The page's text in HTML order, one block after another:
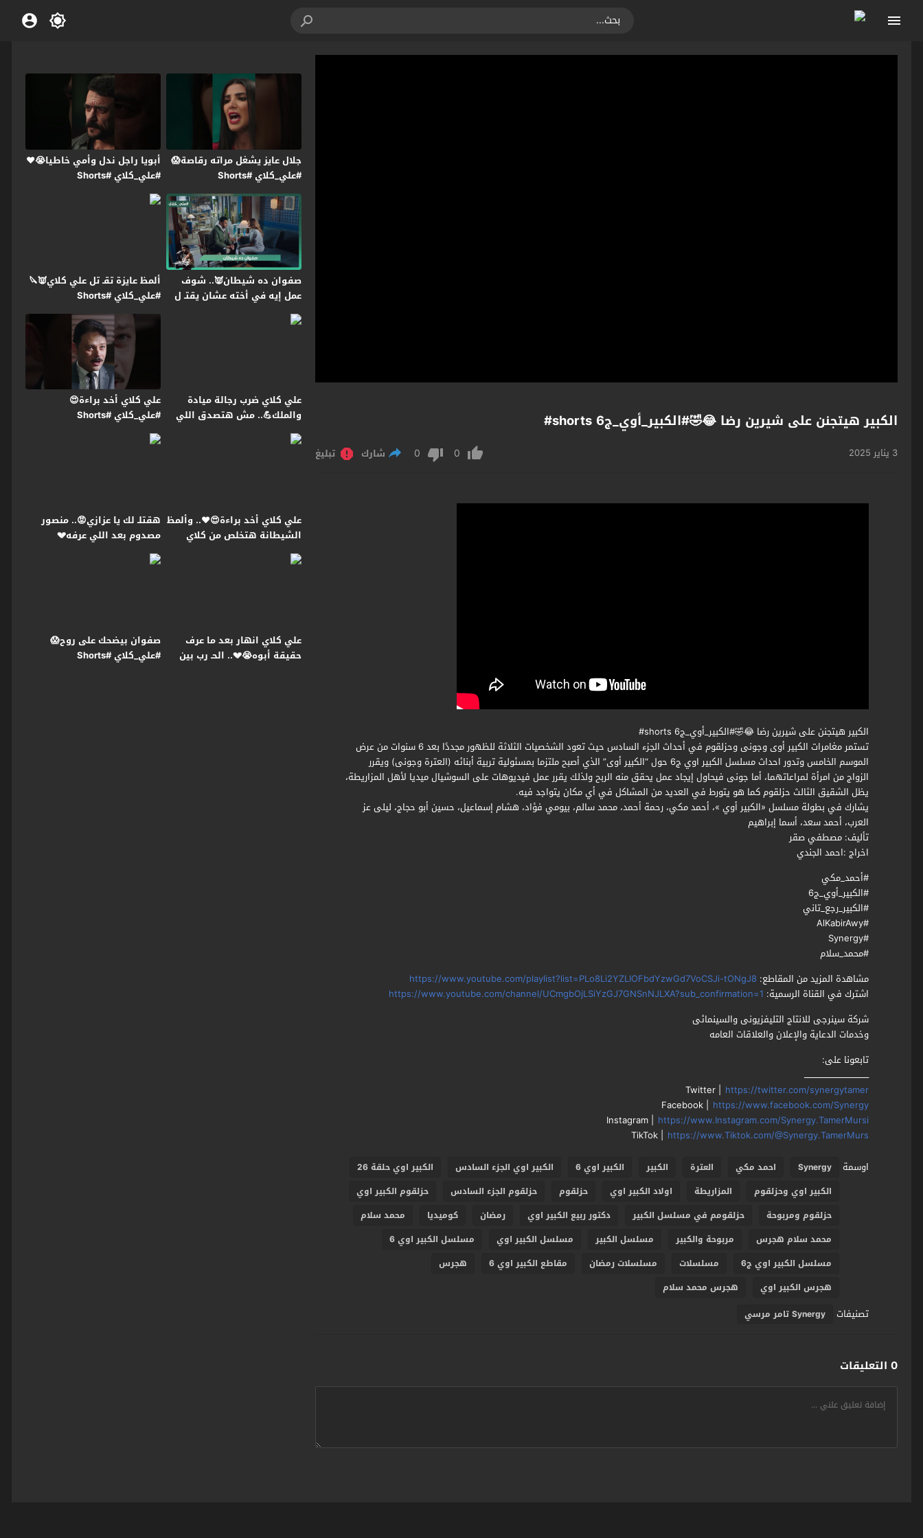
الكبير هيتجنن على شيرين رضا 😂🤣#الكبير_أوي_ج6 shorts#
3 يناير 2025 0
0 شارك تبليغ
الكبير هيتجنن على شيرين رضا 😂🤣#الكبير_أوي_ج6 shorts#
تستمر مغامرات الكبير أوى وجونى وحزلقوم في أحداث الجزء السادس حيث تعود الشخصيات الثلاثة للظهور مجددًا بعد 6 سنوات من عرض
الموسم الخامس وتدور احداث مسلسل الكبير اوي ج6 حول “الكبير أوى” الذي أصبح ملتزما بمسئولية تربية أبنائه (العترة وجونى) ويقرر
الزواج من امرأة لمراعاتهما، أما جونى فيحاول إيجاد عمل يحقق منه الربح ولذلك يقرر عمل فيديوهات على السوشيال ميديا لأهل المزاريطة،
يظل الشقيق الثالث حزلقوم كما هو يتورط في العديد من المشاكل في أي مكان يتواجد فيه.
يشارك في بطولة مسلسل «الكبير أوي »، أحمد مكي، رحمة أحمد، محمد سالم، بيومي فؤاد، هشام إسماعيل، حسين أبو حجاج، ليلى عز
العرب، أحمد سعد، أسما إبراهيم
تأليف: مصطفي صقر
اخراج :احمد الجندي
#أحمد_مكي
#الكبير_أوي_ج6
#الكبير_رجع_تاني
#AlKabirAwy
#Synergy
#محمد_سلام
مشاهدة المزيد من المقاطع:https://www.youtube.com/playlist?list=PLo8Li2YZLIOFbdYzwGd7VoCSJi-tONgJ8
اشترك في القناة الرسمية: https://www.youtube.com/channel/UCmgbOjLSiYzGJ7GNSnNJLXA?sub_confirmation=1
شركة سينرجى للانتاج التليفزيونى والسينمائى
وخدمات الدعاية والإعلان والعلاقات العامه
تابعونا على:
ـــــــــــــــــــــــــــــــــــــــــــــــ
Twitter | https://twitter.com/synergytamer
Facebook | https://www.facebook.com/Synergy
Instagram | https://www.Instagram.com/Synergy.TamerMursi
TikTok | https://www.Tiktok.com/@Synergy.TamerMurs
اوسمة
Synergy احمد مكي العترة الكبير الكبير اوي 6 الكبير اوي الجزء السادس
الكبير اوي حلقة 26
الكبير اوي وحزلقوم
المزاريطة اولاد الكبير اوي حزلقوم حزلقوم الجزء السادس
حزلقوم الكبير اوي
حزلقوم ومربوحة
حزلقومم في مسلسل الكبير دكتور ربيع الكبير اوي رمضان كوميديا
محمد سلام
محمد سلام هجرس
مربوحة والكبير مسلسل الكبير مسلسل الكبير اوي
مسلسل الكبير اوي 6
مسلسل الكبير اوي ج6
مسلسلات مسلسلات رمضان مقاطع الكبير اوي 6
هجرس
هجرس الكبير اوي
هجرس محمد سلام
تصنيفات Synergy تامر مرسي
0 التعليقات
جلال عايز يشغل مراته رقاصة😱
#علي_كلاي #Shorts
أبويا راجل ندل وأمي خاطيا😭❤️
#علي_كلاي #Shorts
صفوان ده شيطان👿.. شوف
عمل إيه في أخته عشان يقتـ ل
اللي في بطنها😭#علي_كلاي
ألمظ عايزة تقـ تل علي كلاي👿🔪
#علي_كلاي #Shorts
علي كلاي ضرب رجالة ميادة
والملك💪.. مش هتصدق اللي
حصل لـ روح😱#علي_كلاي
علي كلاي أخد براءة😍
#علي_كلاي #Shorts
علي كلاي أخد براءة😍❤️.. وألمظ
الشيطانة هتخلص من كلاي
عشان تورثه😱#علي_كلاي
هقتلـ لك يا عزازي😡.. منصور
مصدوم بعد اللي عرفه💔
#علي_كلاي #Shorts
علي كلاي انهار بعد ما عرف
حقيقة أبوه😭💔.. الحـ رب بين
صفوان بيضحك على روح😱
#علي_كلاي #Shorts